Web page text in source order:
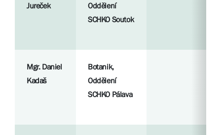
Jureček
Oddělení
SCHKO Soutok
Mgr. Daniel
Kadaš
Botanik,
Oddělení
SCHKO Pálava